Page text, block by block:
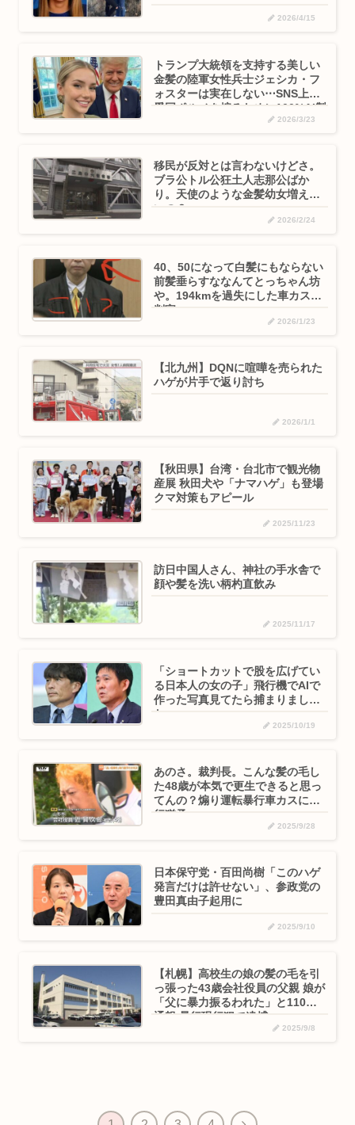
2026/4/15
トランプ大統領を支持する美しい
金髪の陸軍女性兵士ジェシカ・フ
ォスターは実在しない⋯SNS上で
愛国ポルノを煽るために100%AI製
2026/3/23
移民が反対とは言わないけどさ。
ブラ公トル公狂土人志那公ばか
り。天使のような金髪幼女増えな
いの？
2026/2/24
40、50になって白髪にもならない
前髪垂らすななんてとっちゃん坊
や。194kmを過失にした車カス裁
判官
2026/1/23
【北九州】DQNに喧嘩を売られた
ハゲが片手で返り討ち
2026/1/1
【秋田県】台湾・台北市で観光物
産展 秋田犬や「ナマハゲ」も登場
クマ対策もアピール
2025/11/23
訪日中国人さん、神社の手水舎で
顔や髪を洗い柄杓直飲み
2025/11/17
「ショートカットで股を広げてい
る日本人の女の子」飛行機でAIで
作った写真見てたら捕まりまし
た。
2025/10/19
あのさ。裁判長。こんな髪の毛し
た48歳が本気で更生できると思っ
てんの？煽り運転暴行車カスに執
行猶予
2025/9/28
日本保守党・百田尚樹「このハゲ
発言だけは許せない」、参政党の
豊田真由子起用に
2025/9/10
【札幌】高校生の娘の髪の毛を引
っ張った43歳会社役員の父親 娘が
「父に暴力振るわれた」と110番
通報 暴行現行犯で逮捕
2025/9/8